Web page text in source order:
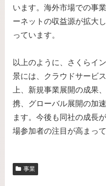
います。海外市場での事
ーネットの収益源が拡大
っています。
以上のように、さくらイ
景には、クラウドサービ
上、新規事業展開の成果
携、グローバル展開の加
ます。今後も同社の成長
場参加者の注目が高まっ
事業